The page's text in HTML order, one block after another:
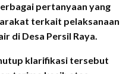
pertanyaan yang
terkait pelaksanaan
di Desa Persil Raya.
klarifikasi tersebut